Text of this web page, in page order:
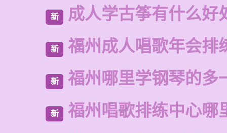
新 成人学古筝有什么好
新 福州成人唱歌年会排
新 福州哪里学钢琴的多
新 福州唱歌排练中心哪